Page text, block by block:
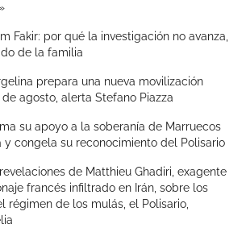
Fakir: por qué la investigación no avanza,
de la familia
prepara una nueva movilización
agosto, alerta Stefano Piazza
su apoyo a la soberanía de Marruecos
y congela su reconocimiento del Polisario
de Matthieu Ghadiri, exagente
francés infiltrado en Irán, sobre los
régimen de los mulás, el Polisario,